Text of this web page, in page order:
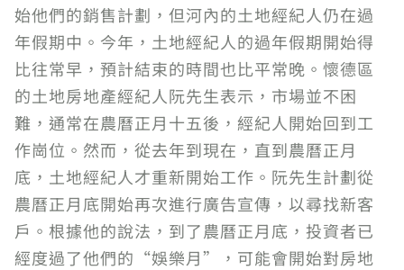
始他們的銷售計劃，但河內的土地經紀人仍在過
年假期中。今年，土地經紀人的過年假期開始得
比往常早，預計結束的時間也比平常晚。懷德區
的土地房地產經紀人阮先生表示，市場並不困
難，通常在農曆正月十五後，經紀人開始回到工
作崗位。然而，從去年到現在，直到農曆正月
底，土地經紀人才重新開始工作。阮先生計劃從
農曆正月底開始再次進行廣告宣傳，以尋找新客
戶。根據他的說法，到了農曆正月底，投資者已
經度過了他們的“娛樂月”，可能會開始對房地